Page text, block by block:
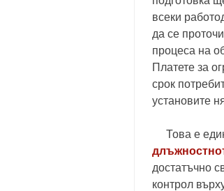
всеки
да се
процеса на
Платете за
срок
установите
Това е един
достатъчно
контрол